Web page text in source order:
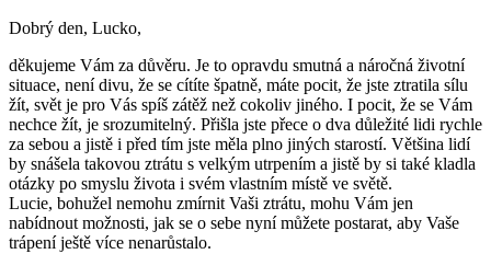
Dobrý den, Lucko,
děkujeme Vám za důvěru. Je to opravdu smutná a náročná životní
situace, není divu, že se cítíte špatně, máte pocit, že jste ztratila sílu
žít, svět je pro Vás spíš zátěž než cokoliv jiného. I pocit, že se Vám
nechce žít, je srozumitelný. Přišla jste přece o dva důležité lidi rychle
za sebou a jistě i před tím jste měla plno jiných starostí. Většina lidí
by snášela takovou ztrátu s velkým utrpením a jistě by si také kladla
otázky po smyslu života i svém vlastním místě ve světě.
Lucie, bohužel nemohu zmírnit Vaši ztrátu, mohu Vám jen
nabídnout možnosti, jak se o sebe nyní můžete postarat, aby Vaše
trápení ještě více nenarůstalo.